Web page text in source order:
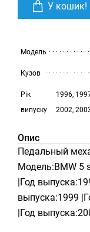
У кошик!
Модель
Кузов
Рік
випуску
1996,
2002,
Опис
Педальный
Модель:BMW 5
|Год
выпуска:1999
|Год